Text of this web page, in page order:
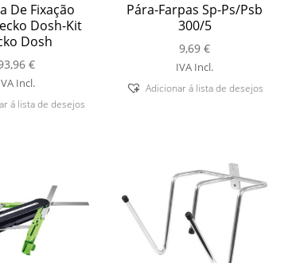
De Fixação
Dosh-Kit
Dosh
€
Incl.
á lista de desejos
Pára-Farpas Sp-Ps/Psb
300/5
9,69€
IVA Incl.
Adicionar á lista de desejos